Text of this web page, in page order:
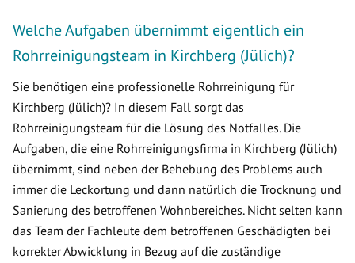
Welche Aufgaben übernimmt eigentlich ein
Rohrreinigungsteam in Kirchberg (Jülich)?
Sie benötigen eine professionelle Rohrreinigung für
Kirchberg (Jülich)? In diesem Fall sorgt das
Rohrreinigungsteam für die Lösung des Notfalles. Die
Aufgaben, die eine Rohrreinigungsfirma in Kirchberg (Jülich)
übernimmt, sind neben der Behebung des Problems auch
immer die Leckortung und dann natürlich die Trocknung und
Sanierung des betroffenen Wohnbereiches. Nicht selten kann
das Team der Fachleute dem betroffenen Geschädigten bei
korrekter Abwicklung in Bezug auf die zuständige